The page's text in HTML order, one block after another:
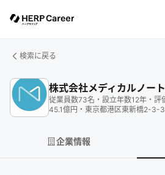
検索に戻る
株式会社メディカルノート
従業員数73名 ・ 設立年数12年 ・ 評
45.1億円 ・ 東京都港区東新橋2-3-
企業情報